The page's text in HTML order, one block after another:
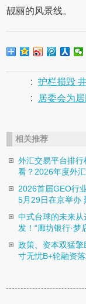
靓丽的风景线。
: 护栏损毁
:
居委会为
相关推荐
外汇交易平台排行
看？2026年度外汇
2026首届GEO行
5月29日在京举办
中式台球的未来从
发！“廊坊银行·梦
政策、资本双猛擎
寸无忧B+轮融资落